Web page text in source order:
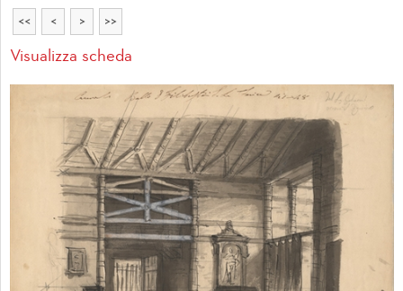
<< < > >>
Visualizza scheda